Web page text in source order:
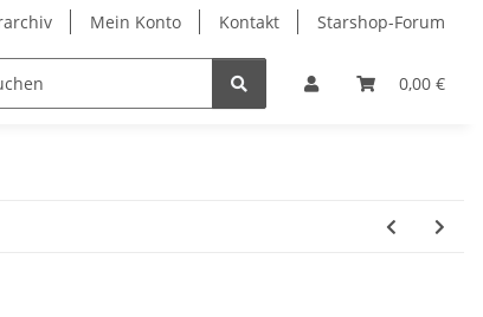
Mein Konto Kontakt Starshop-Forum
0,00 €